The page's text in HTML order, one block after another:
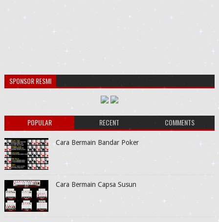
SPONSOR RESMI
POPULAR RECENT COMMENTS
Cara Bermain Bandar Poker
Cara Bermain Capsa Susun